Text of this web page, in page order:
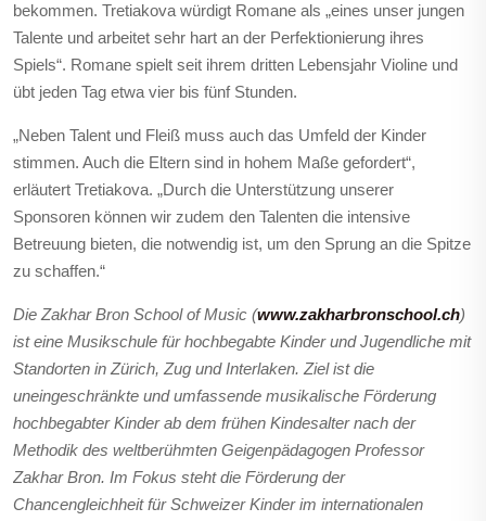
bekommen. Tretiakova würdigt Romane als „eines unser jungen
Talente und arbeitet sehr hart an der Perfektionierung ihres
Spiels“. Romane spielt seit ihrem dritten Lebensjahr Violine und
übt jeden Tag etwa vier bis fünf Stunden.
„Neben Talent und Fleiß muss auch das Umfeld der Kinder
stimmen. Auch die Eltern sind in hohem Maße gefordert“,
erläutert Tretiakova. „Durch die Unterstützung unserer
Sponsoren können wir zudem den Talenten die intensive
Betreuung bieten, die notwendig ist, um den Sprung an die Spitze
zu schaffen.“
Die Zakhar Bron School of Music (www.zakharbronschool.ch)
ist eine Musikschule für hochbegabte Kinder und Jugendliche mit
Standorten in Zürich, Zug und Interlaken. Ziel ist die
uneingeschränkte und umfassende musikalische Förderung
hochbegabter Kinder ab dem frühen Kindesalter nach der
Methodik des weltberühmten Geigenpädagogen Professor
Zakhar Bron. Im Fokus steht die Förderung der
Chancengleichheit für Schweizer Kinder im internationalen